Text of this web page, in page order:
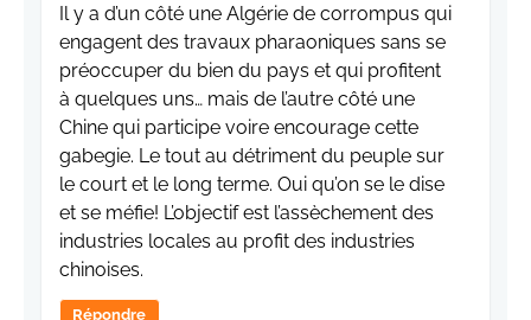
Il y a d’un côté une Algérie de corrompus qui
engagent des travaux pharaoniques sans se
préoccuper du bien du pays et qui profitent
à quelques uns… mais de l’autre côté une
Chine qui participe voire encourage cette
gabegie. Le tout au détriment du peuple sur
le court et le long terme. Oui qu’on se le dise
et se méfie! L’objectif est l’assèchement des
industries locales au profit des industries
chinoises.
Répondre